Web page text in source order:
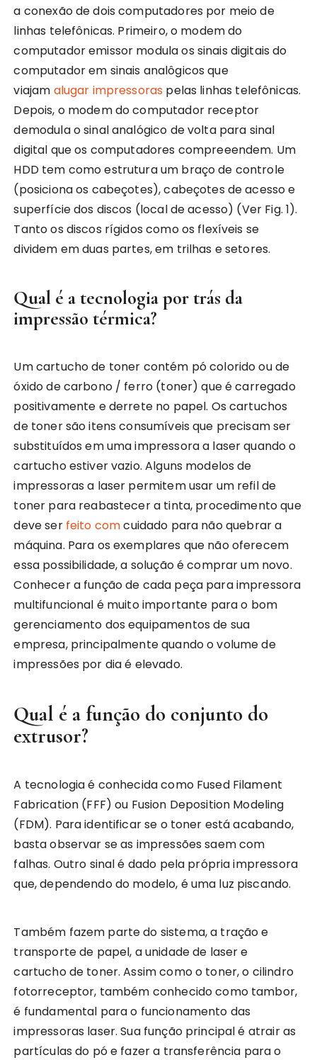
a conexão de dois computadores por meio de
linhas telefônicas. Primeiro, o modem do
computador emissor modula os sinais digitais do
computador em sinais analôgicos que
viajam alugar impressoras pelas linhas telefônicas.
Depois, o modem do computador receptor
demodula o sinal analógico de volta para sinal
digital que os computadores compreeendem. Um
HDD tem como estrutura um braço de controle
(posiciona os cabeçotes), cabeçotes de acesso e
superfície dos discos (local de acesso) (Ver Fig. 1).
Tanto os discos rígidos como os flexíveis se
dividem em duas partes, em trilhas e setores.
Qual é a tecnologia por trás da
impressão térmica?
Um cartucho de toner contém pó colorido ou de
óxido de carbono / ferro (toner) que é carregado
positivamente e derrete no papel. Os cartuchos
de toner são itens consumíveis que precisam ser
substituídos em uma impressora a laser quando o
cartucho estiver vazio. Alguns modelos de
impressoras a laser permitem usar um refil de
toner para reabastecer a tinta, procedimento que
deve ser feito comcuidado para não quebrar a
máquina. Para os exemplares que não oferecem
essa possibilidade, a solução é comprar um novo.
Conhecer a função de cada peça para impressora
multifuncional é muito importante para o bom
gerenciamento dos equipamentos de sua
empresa, principalmente quando o volume de
impressões por dia é elevado.
Qual é a função do conjunto do
extrusor?
A tecnologia é conhecida como Fused Filament
Fabrication (FFF) ou Fusion Deposition Modeling
(FDM). Para identificar se o toner está acabando,
basta observar se as impressões saem com
falhas. Outro sinal é dado pela própria impressora
que, dependendo do modelo, é uma luz piscando.
Também fazem parte do sistema, a tração e
transporte de papel, a unidade de laser e
cartucho de toner. Assim como o toner, o cilindro
fotorreceptor, também conhecido como tambor,
é fundamental para o funcionamento das
impressoras laser. Sua função principal é atrair as
partículas do pó e fazer a transferência para o